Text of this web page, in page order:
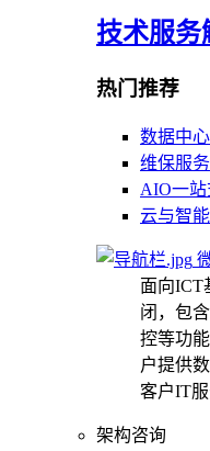
技术服务
热门推荐
数据中
维保服务
AIO一
云与智
面向ICT
闭，包
控等功
户提供
客户IT服
架构咨询